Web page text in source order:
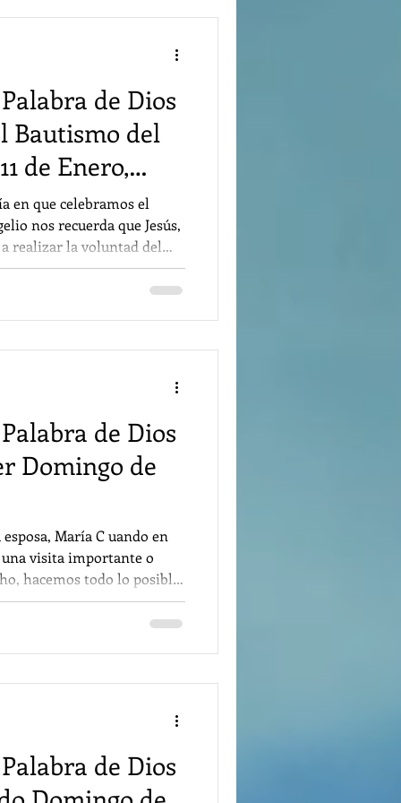
el Octavario de
Se nos invita
de Dios
Bautismo del
de Enero,
en que celebramos el
nos recuerda que Jesús,
realizar la voluntad del
nosotros la misericordia
humano tenga vida y la
y la luz de Dios
y a
de Dios
Domingo de
C uando en
visita importante o
hacemos todo lo posible
limpio y acogedor en el
Adviento es
¿Ya está listo ese
habla de los miedos y
de Dios